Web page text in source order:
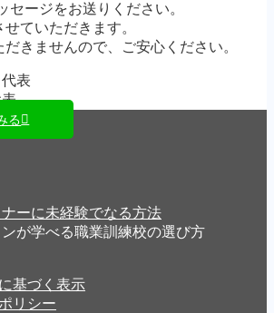
セージをお送りください。
せていただきます。
きませんので、ご安心ください。
る
ーに未経験でなる方法
が学べる職業訓練校の選び方
基づく表示
リシー